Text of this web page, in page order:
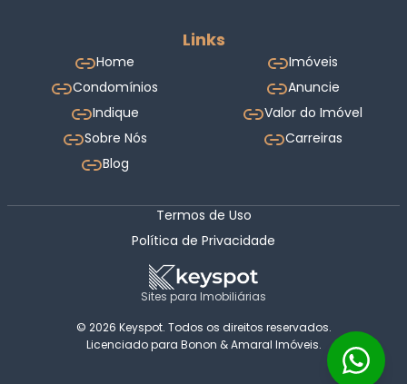
Links
Home
Imóveis
Condomínios
Anuncie
Indique
Valor do Imóvel
Sobre Nós
Carreiras
Blog
Termos de Uso
Política de Privacidade
Sites para Imobiliárias
© 2026 Keyspot. Todos os direitos reservados.
Licenciado para Bonon & Amaral Imóveis.